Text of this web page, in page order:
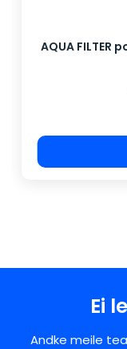
AQUA
Ei
Andke meile